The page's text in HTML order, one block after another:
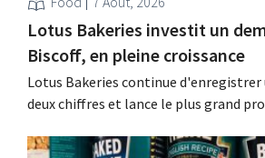
Lotus Bakeries investit un
Biscoff, en pleine croissance
Lotus Bakeries continue d'enregistrer
deux chiffres et lance le plus grand
capacité de production de Biscoff : «